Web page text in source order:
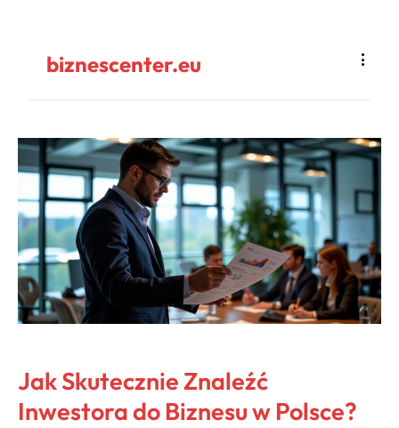
biznescenter.eu
Jak Skutecznie Znaleźć
Inwestora do Biznesu w Polsce?